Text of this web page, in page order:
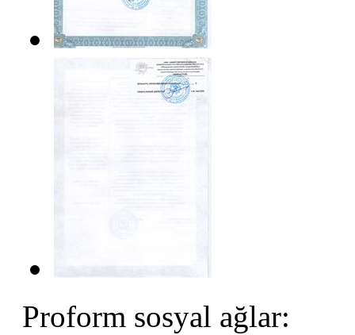
Proform sosyal ağlar: